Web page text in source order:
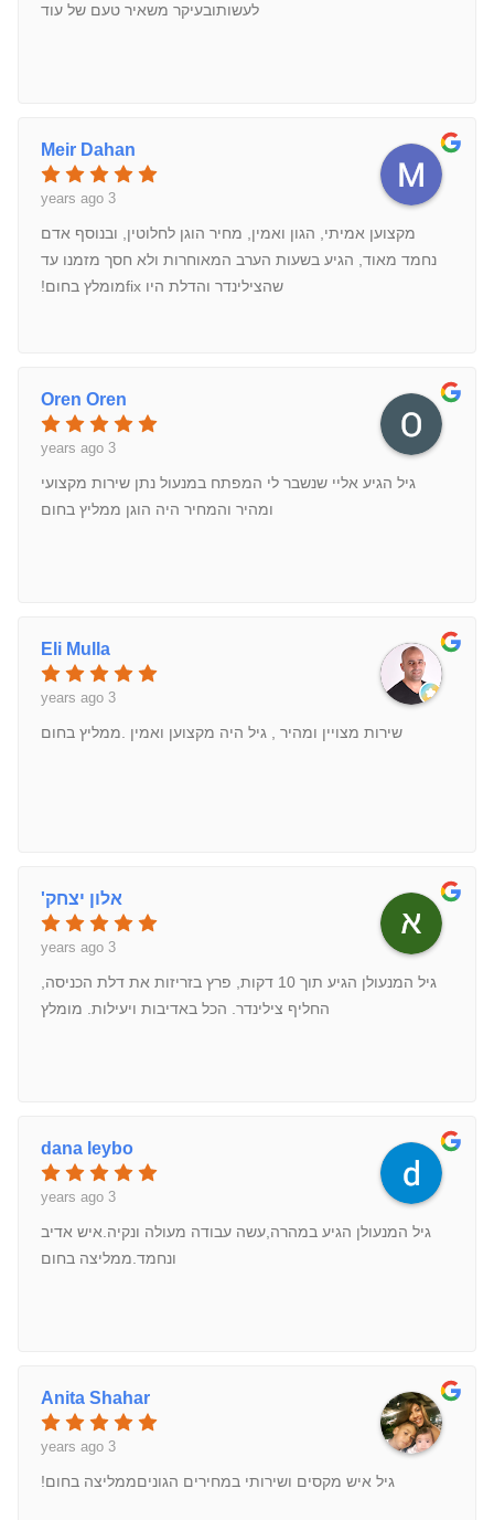
לעשותובעיקר משאיר טעם של עוד
Meir Dahan
3 years ago
מקצוען אמיתי, הגון ואמין, מחיר הוגן לחלוטין, ובנוסף אדם
נחמד מאוד, הגיע בשעות הערב המאוחרות ולא חסך מזמנו עד
שהצילינדר והדלת היו fixמומלץ בחום!
Oren Oren
3 years ago
גיל הגיע אליי שנשבר לי המפתח במנעול נתן שירות מקצועי
ומהיר והמחיר היה הוגן ממליץ בחום
Eli Mulla
3 years ago
שירות מצויין ומהיר , גיל היה מקצוען ואמין .ממליץ בחום
אלון יצחק'
3 years ago
גיל המנעולן הגיע תוך 10 דקות, פרץ בזריזות את דלת הכניסה,
החליף צילינדר. הכל באדיבות ויעילות. מומלץ
dana leybo
3 years ago
גיל המנעולן הגיע במהרה,עשה עבודה מעולה ונקיה.איש אדיב
ונחמד.ממליצה בחום
Anita Shahar
3 years ago
גיל איש מקסים ושירותי במחירים הגוניםממליצה בחום!